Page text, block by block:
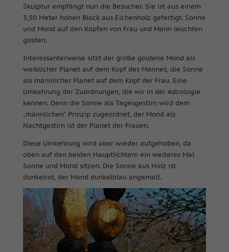
Skulptur empfängt nun die Besucher. Sie ist aus einem
3,50 Meter hohen Block aus Eichenholz gefertigt. Sonne
und Mond auf den Köpfen von Frau und Mann leuchten
golden.
Interessanterweise sitzt der große goldene Mond als
weiblicher Planet auf dem Kopf des Mannes, die Sonne
als männlicher Planet auf dem Kopf der Frau. Eine
Umkehrung der Zuordnungen, die wir in der Astrologie
kennen. Denn die Sonne als Tagesgestirn wird dem
„männlichen“ Prinzip zugeordnet, der Mond als
Nachtgestirn ist der Planet der Frauen.
Diese Umkehrung wird aber wieder aufgehoben, da
oben auf den beiden Hauptlichtern ein weiteres Mal
Sonne und Mond sitzen. Die Sonne aus Holz ist
dunkelrot, der Mond dunkelblau angemalt.